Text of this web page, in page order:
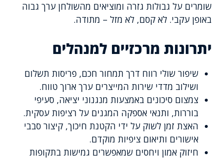
שומרים על גבולות גזרה ומוציאים מהשולחן ערך גבוה
באופן עקבי. לא קסם, לא מזל – מתודה.
יתרונות מרכזיים למנהלים
שיפור שולי רווח דרך תמחור חכם, פריסות תשלום
ושילוב מדדי שירות המייצרים ערך ארוך טווח.
צמצום סיכונים באמצעות מנגנוני יציאה, סעיפי
בוררות, ותנאי אספקה המגנים על רציפות עסקית.
האצת זמן לשוק על ידי הקטנת חיכוך, קיצור סבבי
אישורים ותיאום ציפיות מוקדם.
חיזוק אמון ויחסים שמאפשרים גמישות בתקופות